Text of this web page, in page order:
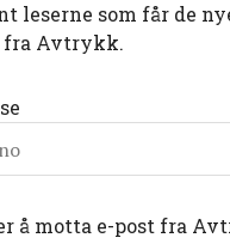
leserne som får de
fra Avtrykk.
å motta e-post fra